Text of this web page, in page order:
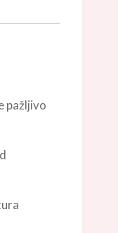
pažljivo